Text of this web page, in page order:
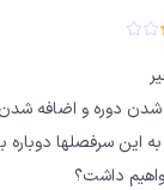
شدن دوره و اضافه
این سرفصلها دوباره
داشت؟